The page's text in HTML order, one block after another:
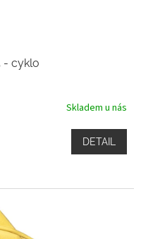
- cyklo
Skladem u nás
DETAIL